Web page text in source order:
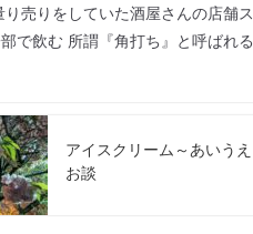
売りをしていた酒屋さんの店舗ス
で飲む 所謂『角打ち』と呼ばれる
アイスクリーム～あいうえ
お談